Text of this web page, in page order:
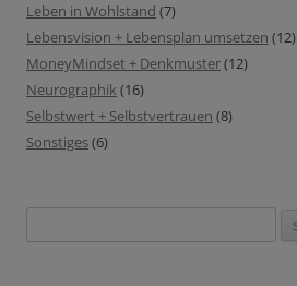
Leben in Wohlstand (7)
Lebensvision + Lebensplan umsetzen (12)
MoneyMindset + Denkmuster(12)
Neurographik(16)
Selbstwert + Selbstvertrauen (8)
Sonstiges(6)
nach: